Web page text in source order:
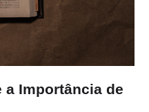
a Importância de